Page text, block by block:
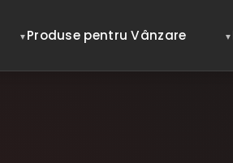
Produse pentru Vânzare